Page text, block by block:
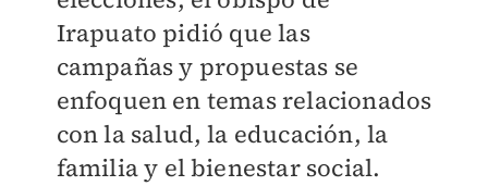
Irapuato pidió que las
campañas y propuestas se
enfoquen en temas relacionados
con la salud, la educación, la
familia y el bienestar social.